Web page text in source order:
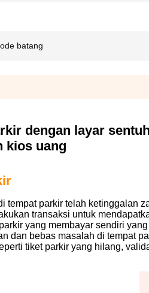
batang
dengan layar
kios uang
tempat parkir telah ketinggalan
transaksi untuk
yang membayar sendiri
dan bebas masalah di tempat
tiket parkir yang hilang,